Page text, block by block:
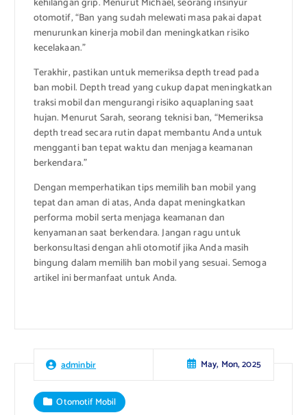
otomotif, “Ban yang sudah melewati masa pakai dapat
menurunkan kinerja mobil dan meningkatkan risiko
kecelakaan.”
Terakhir, pastikan untuk memeriksa depth tread pada
ban mobil. Depth tread yang cukup dapat meningkatkan
traksi mobil dan mengurangi risiko aquaplaning saat
hujan. Menurut Sarah, seorang teknisi ban, “Memeriksa
depth tread secara rutin dapat membantu Anda untuk
mengganti ban tepat waktu dan menjaga keamanan
berkendara.”
Dengan memperhatikan tips memilih ban mobil yang
tepat dan aman di atas, Anda dapat meningkatkan
performa mobil serta menjaga keamanan dan
kenyamanan saat berkendara. Jangan ragu untuk
berkonsultasi dengan ahli otomotif jika Anda masih
bingung dalam memilih ban mobil yang sesuai. Semoga
artikel ini bermanfaat untuk Anda.
adminbir May, Mon, 2025
Otomotif Mobil